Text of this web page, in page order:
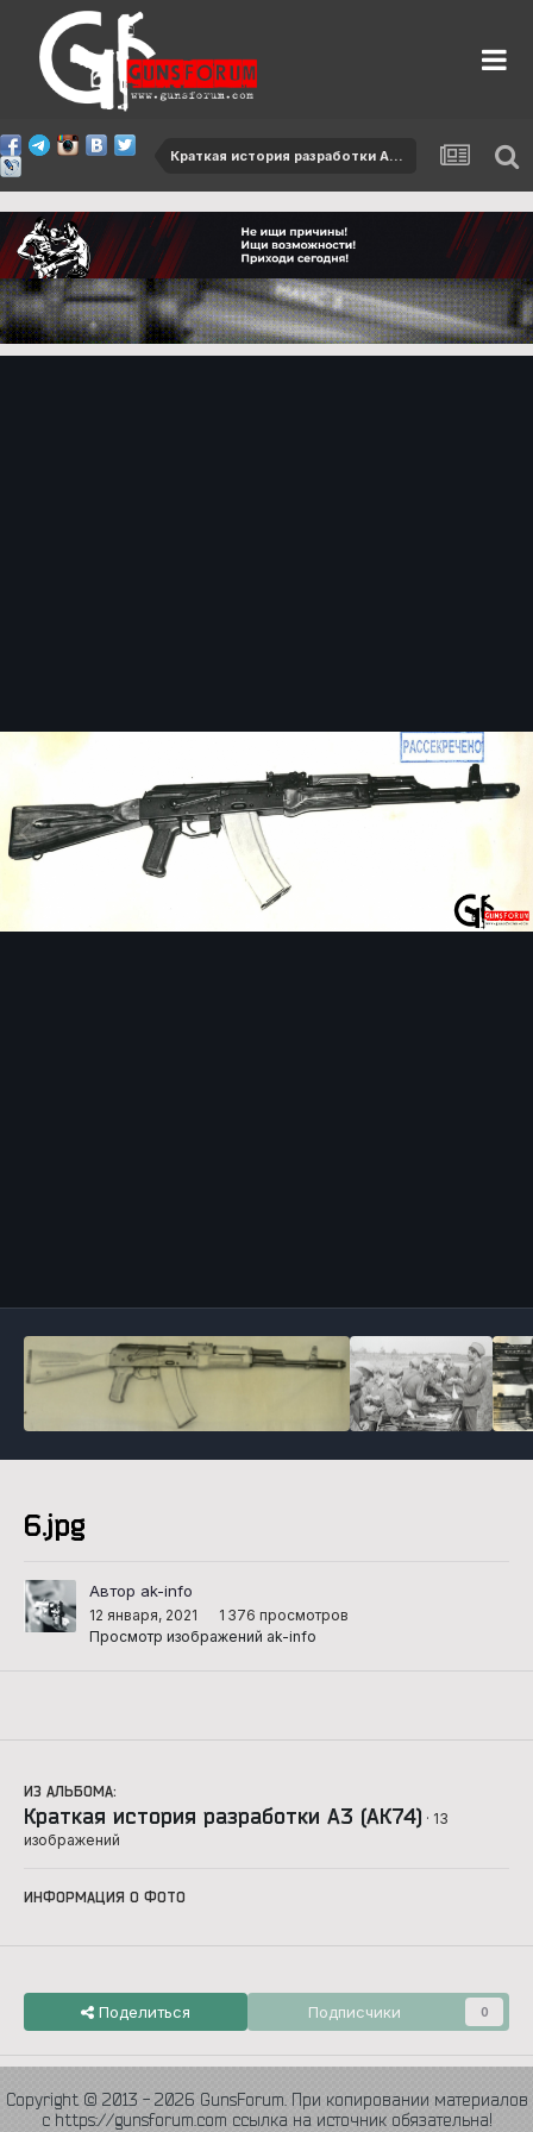
6.jpg
Автор ak-info
12 января, 2021
1 376 просмотров
Просмотр изображений ak-info
ИЗ АЛЬБОМА:
Краткая история разработки А3 (АК74) · 13
изображений
ИНФОРМАЦИЯ О ФОТО
Поделиться Подписчики 0
Copyright © 2013 - 2026 GunsForum. При копировании материалов
с https://gunsforum.com ссылка на источник обязательна!